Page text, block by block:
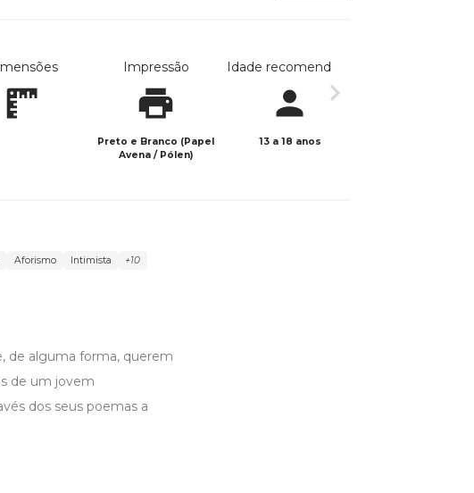
Impressão
Preto e Branco (Papel
Avena / Pólen)
Idade recomendada
13 a 18 anos
Aforismo Intimista +10
de alguma forma, querem
de um jovem
dos seus poemas a